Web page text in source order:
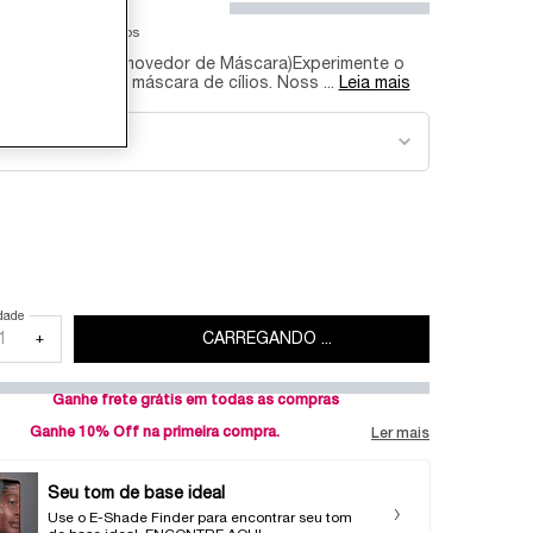
sem juros
MELTER (Removedor de Máscara)​ Experimente o
em remoção de máscara de cílios. Noss ... Leia mais
Melter, 1 of 1
+ CARREGANDO ...
Ganhe frete grátis em todas as compras
Ganhe 10% Off na primeira compra. Ler mais
Seu tom de base ideal
Use o E-Shade Finder para encontrar seu tom